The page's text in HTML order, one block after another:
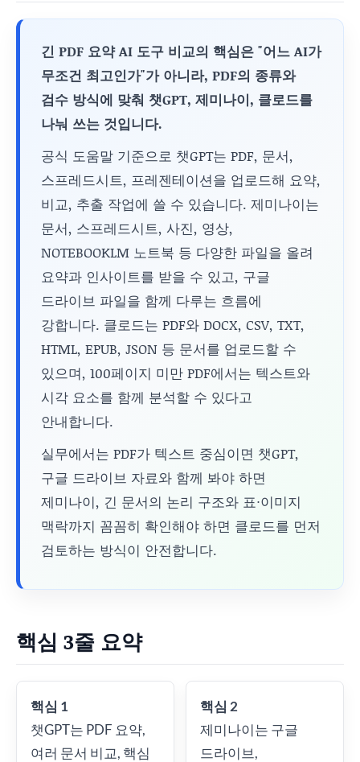
긴 PDF 요약 AI 도구 비교의 핵심은 "어느 AI가
무조건 최고인가"가 아니라, PDF의 종류와
검수 방식에 맞춰 챗GPT, 제미나이, 클로드를
나눠 쓰는 것입니다.
공식 도움말 기준으로 챗GPT는 PDF, 문서,
스프레드시트, 프레젠테이션을 업로드해 요약,
비교, 추출 작업에 쓸 수 있습니다. 제미나이는
문서, 스프레드시트, 사진, 영상,
NOTEBOOKLM 노트북 등 다양한 파일을 올려
요약과 인사이트를 받을 수 있고, 구글
드라이브 파일을 함께 다루는 흐름에
강합니다. 클로드는 PDF와 DOCX, CSV, TXT,
HTML, EPUB, JSON 등 문서를 업로드할 수
있으며, 100페이지 미만 PDF에서는 텍스트와
시각 요소를 함께 분석할 수 있다고
안내합니다.
실무에서는 PDF가 텍스트 중심이면 챗GPT,
구글 드라이브 자료와 함께 봐야 하면
제미나이, 긴 문서의 논리 구조와 표·이미지
맥락까지 꼼꼼히 확인해야 하면 클로드를 먼저
검토하는 방식이 안전합니다.
핵심 3줄 요약
핵심 1
챗GPT는 PDF 요약,
여러 문서 비교, 핵심
핵심 2
제미나이는 구글
드라이브,